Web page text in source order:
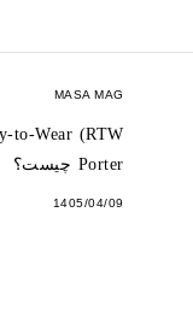
MASA MAG
Porter چیست؟
1405/04/09